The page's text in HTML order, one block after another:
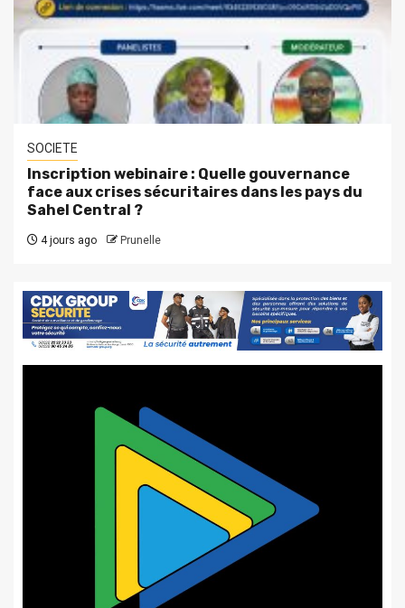
SOCIETE
Inscription webinaire : Quelle gouvernance
face aux crises sécuritaires dans les pays du
Sahel Central ?
4 jours ago Prunelle